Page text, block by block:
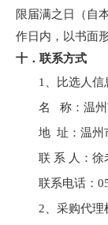
限届满之日（自
作日内，以书面
十．联系方式
1、比选人信
名
称： 温
地 址： 温州
联 系 人： 徐
联系电话：
2、 采购代理